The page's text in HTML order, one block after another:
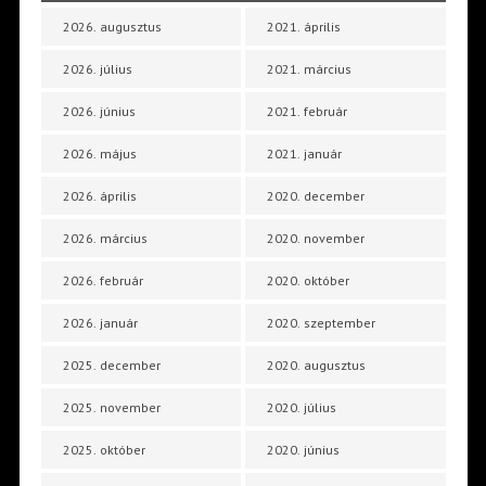
2026. augusztus
2026. július
2026. június
2026. május
2026. április
2026. március
2026. február
2026. január
2025. december
2025. november
2025. október
2021. április
2021. március
2021. február
2021. január
2020. december
2020. november
2020. október
2020. szeptember
2020. augusztus
2020. július
2020. június